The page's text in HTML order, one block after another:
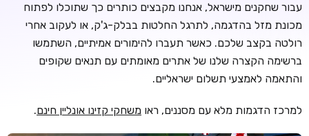
מדריכי קזינו
מונדיאל 2026 הימורים
בלאקג'ק אונליין
וידאו פוקר
עבור שחקנים מישראל, אנחנו מקבצים כותרים כך שתוכלו לפתוח
מכונת מזל בהדגמה, לתרגל החלטות בבלק-ג'ק, או לעקוב אחרי
רולטה בקצב שלכם. כאשר תעברו להימורים אמיתיים, השתמשו
ברשימה הקצרה שלנו של אתרים מאומתים עם תנאים שקופים
והתאמה לאמצעי תשלום ישראליים.
למרכז הדגמות מלא עם מסננים, ראו משחקי קזינו אונליין חינם.